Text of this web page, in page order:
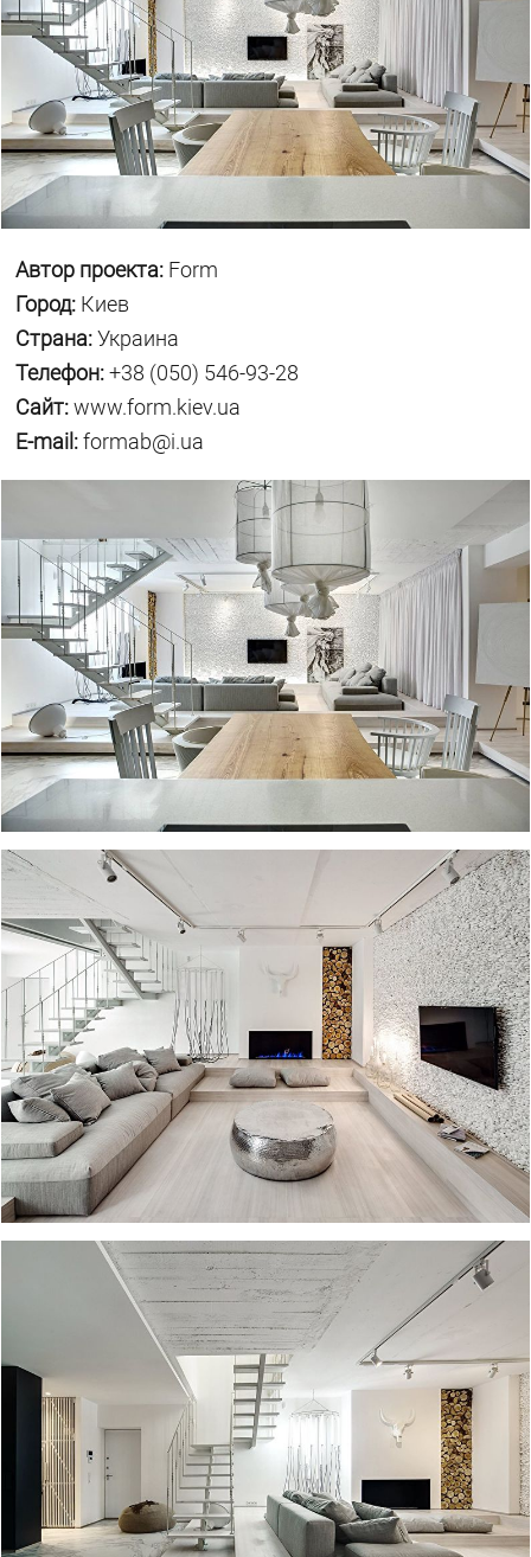
Автор проекта: Form
Город: Киев
Страна:Украина
Телефон:+38 (050) 546-93-28
Сайт:www.form.kiev.ua
E-mail:formab@i.ua